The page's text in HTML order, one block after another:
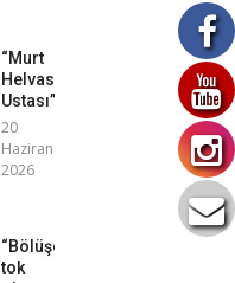
“Murt
Helvası
Ustası”
20
Haziran
2026
“Bölüşerek
tok